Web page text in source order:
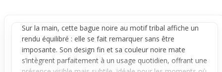
Sur la main, cette bague noire au motif tribal affiche un
rendu équilibré : elle se fait remarquer sans être
imposante. Son design fin et sa couleur noire mate
s’intègrent parfaitement à un usage quotidien, offrant une